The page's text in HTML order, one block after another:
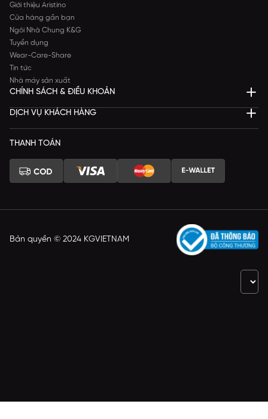
Giới thiệu Aristino
Cửa hàng gần bạn
Ngôi Nhà Chung K&G
Tuyển dụng
Wear-Care-Share
Tin tức
Nhà máy sản xuất
CHÍNH SÁCH & ĐIỀU KHOẢN
DỊCH VỤ KHÁCH HÀNG
THANH TOÁN
Bản quyền © 2024 KGVIETNAM